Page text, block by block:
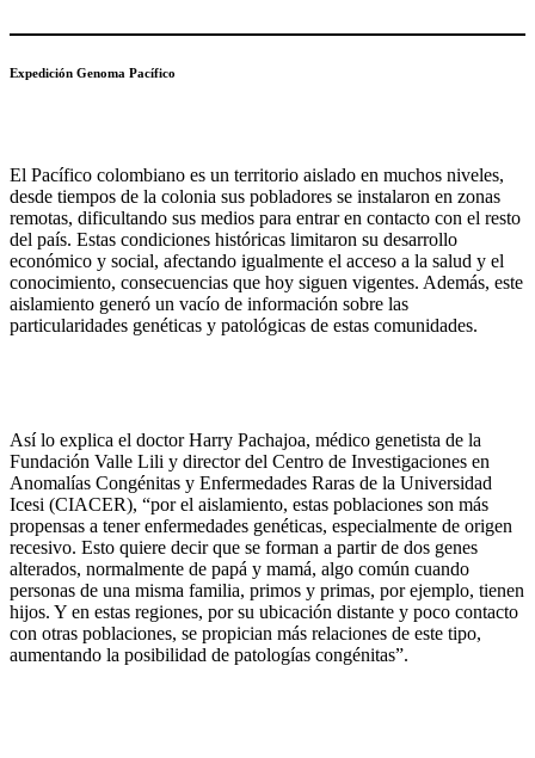
Expedición Genoma Pacífico
El Pacífico colombiano es un territorio aislado en muchos niveles,
desde tiempos de la colonia sus pobladores se instalaron en zonas
remotas, dificultando sus medios para entrar en contacto con el resto
del país. Estas condiciones históricas limitaron su desarrollo
económico y social, afectando igualmente el acceso a la salud y el
conocimiento, consecuencias que hoy siguen vigentes. Además, este
aislamiento generó un vacío de información sobre las
particularidades genéticas y patológicas de estas comunidades.
Así lo explica el doctor Harry Pachajoa, médico genetista de la
Fundación Valle Lili y director del Centro de Investigaciones en
Anomalías Congénitas y Enfermedades Raras de la Universidad
Icesi (CIACER), “por el aislamiento, estas poblaciones son más
propensas a tener enfermedades genéticas, especialmente de origen
recesivo. Esto quiere decir que se forman a partir de dos genes
alterados, normalmente de papá y mamá, algo común cuando
personas de una misma familia, primos y primas, por ejemplo, tienen
hijos. Y en estas regiones, por su ubicación distante y poco contacto
con otras poblaciones, se propician más relaciones de este tipo,
aumentando la posibilidad de patologías congénitas”.